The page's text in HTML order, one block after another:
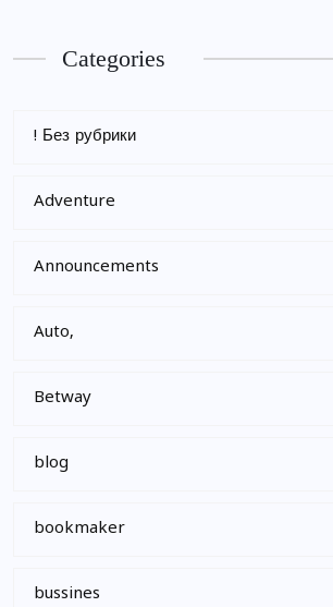
Categories
! Без рубрики
Adventure
Announcements
Auto,
Betway
blog
bookmaker
bussines